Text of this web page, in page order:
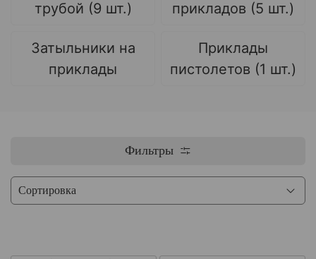
трубой (9 шт.)
прикладов (5 шт.)
Затыльники на
приклады
Приклады
пистолетов (1 шт.)
Фильтры